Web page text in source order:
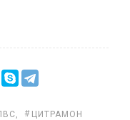
, ЦИТРАМОН